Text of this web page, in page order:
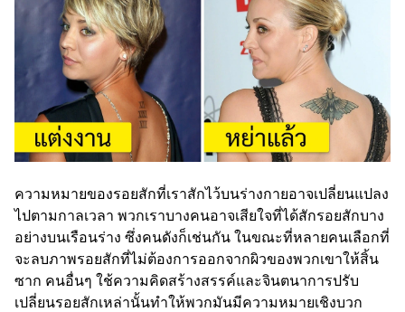
ความหมายของรอยสักที่เราสักไว้บนร่างกายอาจเปลี่ยนแปลง
ไปตามกาลเวลา พวกเราบางคนอาจเสียใจที่ได้สักรอยสักบาง
อย่างบนเรือนร่าง ซึ่งคนดังก็เช่นกัน ในขณะที่หลายคนเลือกที่
จะลบภาพรอยสักที่ไม่ต้องการออกจากผิวของพวกเขาให้สิ้น
ซาก คนอื่นๆ ใช้ความคิดสร้างสรรค์และจินตนาการปรับ
เปลี่ยนรอยสักเหล่านั้นทำให้พวกมันมีความหมายเชิงบวก